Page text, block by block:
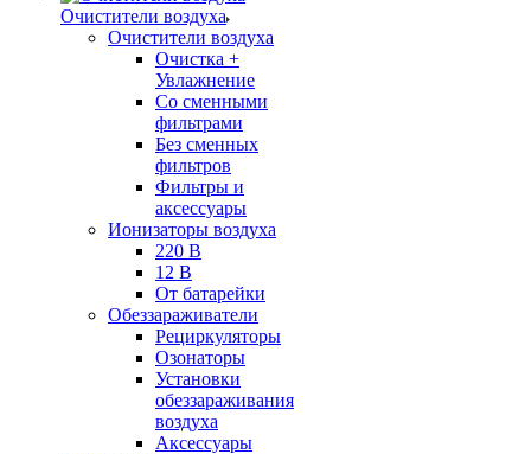
Очистители воздуха
Очистители воздуха
Очистка +
Увлажнение
Cо сменными
фильтрами
Без сменных
фильтров
Фильтры и
аксессуары
Ионизаторы воздуха
220 В
12 В
От батарейки
Обеззараживатели
Рециркуляторы
Озонаторы
Установки
обеззараживания
воздуха
Аксессуары